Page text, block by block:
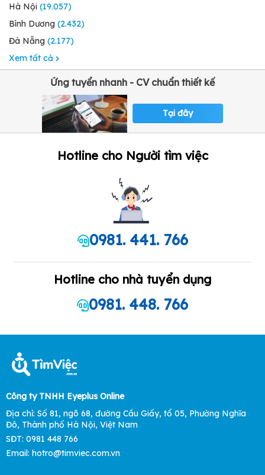
Hà Nội (19.057)
Bình Dương (2.432)
Đà Nẵng (2.177)
Xem tất cả
Ứng tuyển nhanh - CV chuẩn thiết kế
Tại đây
Hotline cho Người tìm việc
0981. 441. 766
Hotline cho nhà tuyển dụng
0981. 448. 766
Công ty TNHH Eyeplus Online
Địa chỉ: Số 81, ngõ 68, đường Cầu Giấy, tổ 05, Phường Nghĩa
Đô, Thành phố Hà Nội, Việt Nam
SĐT: 0981 448 766
Email: hotro@timviec.com.vn